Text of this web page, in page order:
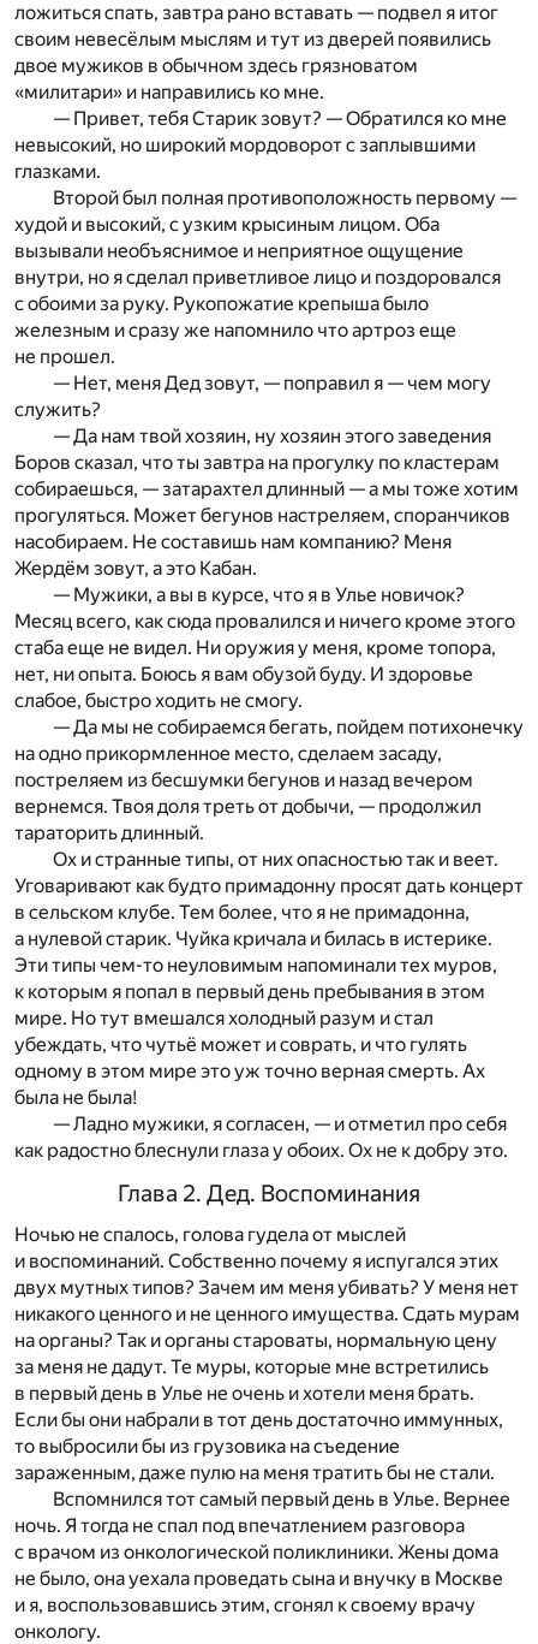
ложиться спать, завтра рано вставать — подвел я итог
своим невесёлым мыслям и тут из дверей появились
двое мужиков в обычном здесь грязноватом
«милитари» и направились ко мне.
— Привет, тебя Старик зовут? — Обратился ко мне
невысокий, но широкий мордоворот с заплывшими
глазками.
Второй был полная противоположность первому —
худой и высокий, с узким крысиным лицом. Оба
вызывали необъяснимое и неприятное ощущение
внутри, но я сделал приветливое лицо и поздоровался
с обоими за руку. Рукопожатие крепыша было
железным и сразу же напомнило что артроз еще
не прошел.
— Нет, меня Дед зовут, — поправил я — чем могу
служить?
— Да нам твой хозяин, ну хозяин этого заведения
Боров сказал, что ты завтра на прогулку по кластерам
собираешься, — затарахтел длинный — а мы тоже хотим
прогуляться. Может бегунов настреляем, споранчиков
насобираем. Не составишь нам компанию? Меня
Жердём зовут, а это Кабан.
— Мужики, а вы в курсе, что я в Улье новичок?
Месяц всего, как сюда провалился и ничего кроме этого
стаба еще не видел. Ни оружия у меня, кроме топора,
нет, ни опыта. Боюсь я вам обузой буду. И здоровье
слабое, быстро ходить не смогу.
— Да мы не собираемся бегать, пойдем потихонечку
на одно прикормленное место, сделаем засаду,
постреляем из бесшумки бегунов и назад вечером
вернемся. Твоя доля треть от добычи, — продолжил
тараторить длинный.
Ох и странные типы, от них опасностью так и веет.
Уговаривают как будто примадонну просят дать концерт
в сельском клубе. Тем более, что я не примадонна,
а нулевой старик. Чуйка кричала и билась в истерике.
Эти типы чем-то неуловимым напоминали тех муров,
к которым я попал в первый день пребывания в этом
мире. Но тут вмешался холодный разум и стал
убеждать, что чутьё может и соврать, и что гулять
одному в этом мире это уж точно верная смерть. Ах
была не была!
— Ладно мужики, я согласен, — и отметил про себя
как радостно блеснули глаза у обоих. Ох не к добру это.
Глава 2. Дед. Воспоминания
Ночью не спалось, голова гудела от мыслей
и воспоминаний. Собственно почему я испугался этих
двух мутных типов? Зачем им меня убивать? У меня нет
никакого ценного и не ценного имущества. Сдать мурам
на органы? Так и органы староваты, нормальную цену
за меня не дадут. Те муры, которые мне встретились
в первый день в Улье не очень и хотели меня брать.
Если бы они набрали в тот день достаточно иммунных,
то выбросили бы из грузовика на съедение
зараженным, даже пулю на меня тратить бы не стали.
Вспомнился тот самый первый день в Улье. Вернее
ночь. Я тогда не спал под впечатлением разговора
с врачом из онкологической поликлиники. Жены дома
не было, она уехала проведать сына и внучку в Москве
и я, воспользовавшись этим, сгонял к своему врачу
онкологу.